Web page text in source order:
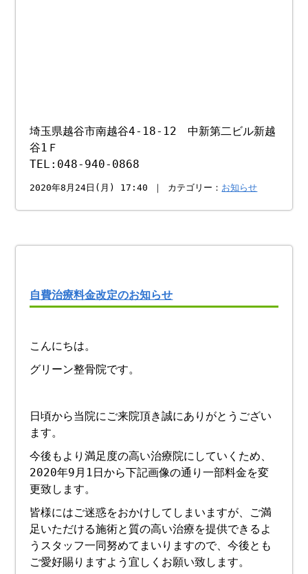
埼玉県越谷市南越谷4-18-12 中新第二ビル新越
谷1Ｆ
TEL:048-940-0868
2020年8月24日(月) 17:40 ｜ カテゴリー： お知らせ
自費治療料金改定のお知らせ
こんにちは。
グリーン整骨院です。
日頃から当院にご来院頂き誠にありがとうござい
ます。
今後もより満足度の高い治療院にしていくため、
2020年9月1日から下記画像の通り一部料金を変
更致します。
皆様にはご迷惑をおかけしてしまいますが、ご満
足いただける施術と質の高い治療を提供できるよ
うスタッフ一同努めてまいりますので、今後とも
ご愛好賜りますよう宜しくお願い致します。